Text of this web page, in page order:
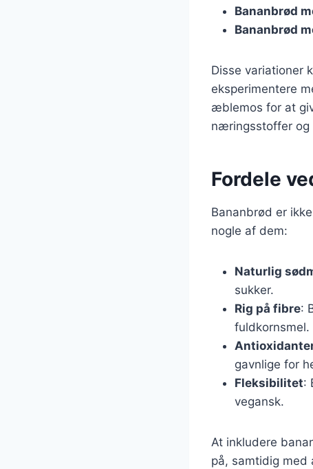
Bananbrød
Bananbrød
Disse variationer
eksperimentere
æblemos for at
næringsstoffer og
Fordele
Bananbrød er
nogle af dem:
Naturlig
sukker.
Rig på fibre:
fuldkornsmel.
gavnlige for
Fleksibilitet:
vegansk.
At inkludere
på, samtidig med